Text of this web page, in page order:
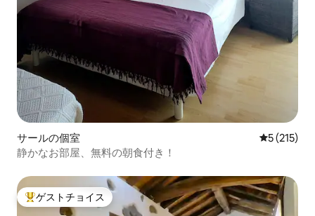
サールの個室 レビュー
5 (215)
静かなお部屋、無料の朝食付き！
大好評のゲストチョイスです。
ゲストチョイス